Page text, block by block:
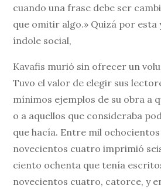
cuando una frase debe ser
que omitir algo.» Quizá por
índole social,
Kavafis murió sin ofrecer un
Tuvo el valor de elegir sus
mínimos ejemplos de su obra a
o a aquellos que consideraba
que hacía. Entre mil
novecientos cuatro imprimió
ciento ochenta que tenía
novecientos cuatro, catorce, y